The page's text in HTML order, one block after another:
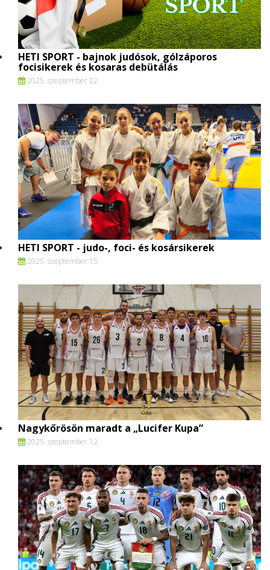
HETI SPORT - bajnok judósok, gólzáporos
focisikerek és kosaras debütálás
2025. szeptember 22.
HETI SPORT - judo-, foci- és kosársikerek
2025. szeptember 15.
Nagykőrösön maradt a „Lucifer Kupa”
2025. szeptember 12.